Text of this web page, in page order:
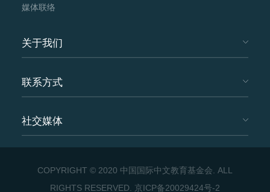
媒体联络
关于我们
联系方式
社交媒体
COPYRIGHT © 2020 中国国际中文教育基金会. ALL
RIGHTS RESERVED. 京ICP备20029424号-2